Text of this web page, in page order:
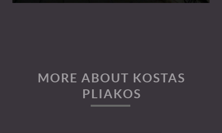
MORE ABOUT KOSTAS
PLIAKOS